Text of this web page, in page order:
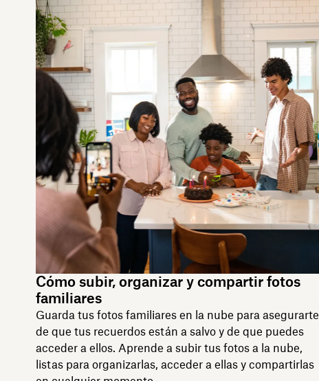
Cómo subir, organizar y compartir fotos
familiares
Guarda tus fotos familiares en la nube para asegurarte
de que tus recuerdos están a salvo y de que puedes
acceder a ellos. Aprende a subir tus fotos a la nube,
listas para organizarlas, acceder a ellas y compartirlas